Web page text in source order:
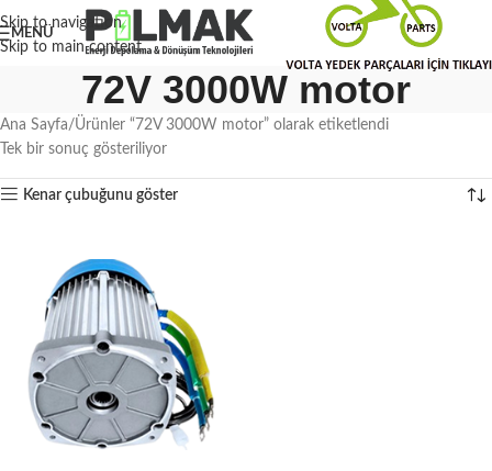
Skip to navigation
Skip to main content
MENÜ
72V 3000W motor
Ana Sayfa Ürünler “72V 3000W motor” olarak etiketlendi
Tek bir sonuç gösteriliyor
Kenar çubuğunu göster